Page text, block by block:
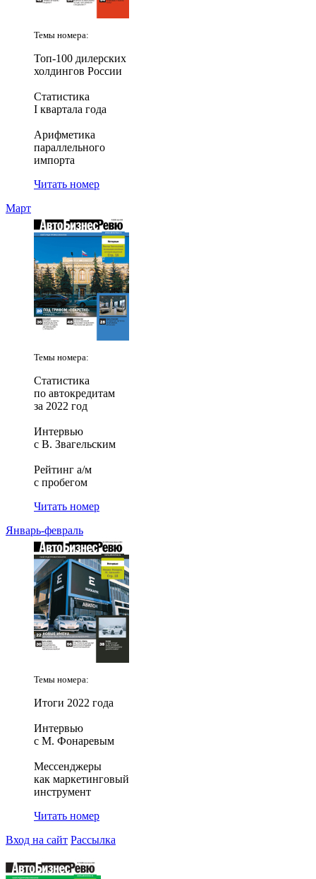
Темы номера:
Топ-100 дилерских
холдингов России
Статистика
I квартала года
Арифметика
параллельного
импорта
Читать номер
Март
Темы номера:
Статистика
по автокредитам
за 2022 год
Интервью
с В. Звагельским
Рейтинг а/м
с пробегом
Читать номер
Январь-февраль
Темы номера:
Итоги 2022 года
Интервью
с М. Фонаревым
Мессенджеры
как маркетинговый
инструмент
Читать номер
Вход на сайт Рассылка